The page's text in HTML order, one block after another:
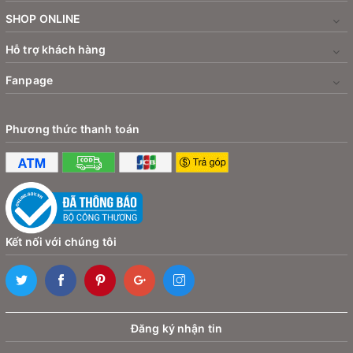
hay độ rung lắc mạnh.
SHOP ONLINE
Hỗ trợ khách hàng
Fanpage
Phương thức thanh toán
Kết nối với chúng tôi
Đăng ký nhận tin